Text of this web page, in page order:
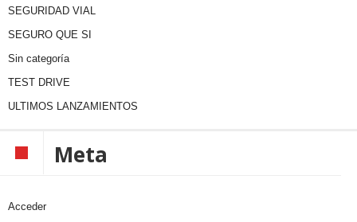
SEGURIDAD VIAL
SEGURO QUE SI
Sin categoría
TEST DRIVE
ULTIMOS LANZAMIENTOS
Meta
Acceder